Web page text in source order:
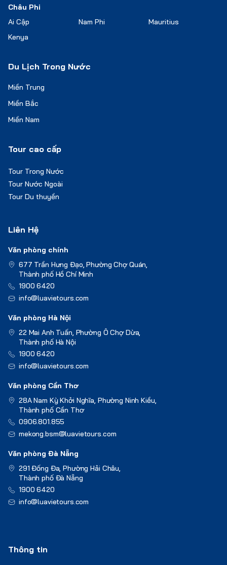
Châu Phi
Ai Cập
Nam Phi
Mauritius
Kenya
Du Lịch Trong Nước
Miền Trung
Miền Bắc
Miền Nam
Tour cao cấp
Tour Trong Nước
Tour Nước Ngoài
Tour Du thuyền
Liên Hệ
Văn phòng chính
677 Trần Hưng Đạo, Phường Chợ Quán,
Thành phố Hồ Chí Minh
1900 6420
info@luavietours.com
Văn phòng Hà Nội
22 Mai Anh Tuấn, Phường Ô Chợ Dừa,
Thành phố Hà Nội
1900 6420
info@luavietours.com
Văn phòng Cần Thơ
28A Nam Kỳ Khởi Nghĩa, Phường Ninh Kiều,
Thành phố Cần Thơ
0906.801.855
mekong.bsm@luavietours.com
Văn phòng Đà Nẵng
291 Đống Đa, Phường Hải Châu,
Thành phố Đà Nẵng
1900 6420
info@luavietours.com
Thông tin